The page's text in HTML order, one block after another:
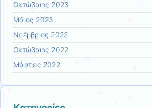
Οκτώβριος 2023
Μάιος 2023
Νοέμβριος 2022
Οκτώβριος 2022
Μάρτιος 2022